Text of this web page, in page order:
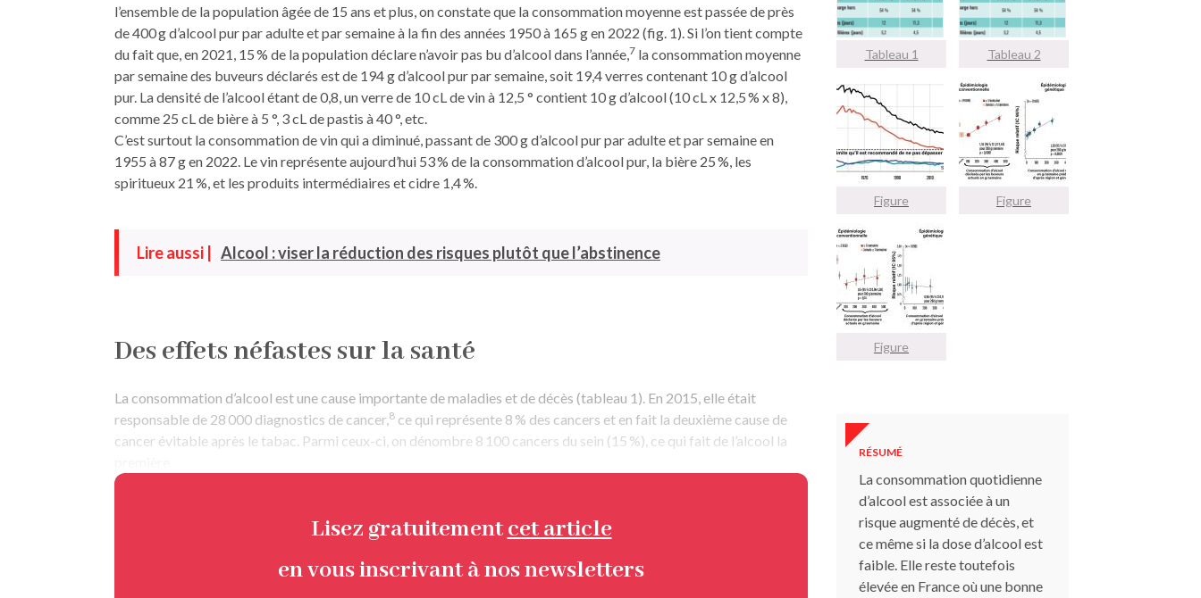
l’ensemble de la population âgée de 15 ans et plus, on constate que la consommation moyenne est passée de près
de 400 g d’alcool pur par adulte et par semaine à la fin des années 1950 à 165 g en 2022 (fig. 1). Si l’on tient compte
du fait que, en 2021, 15 % de la population déclare n’avoir pas bu d’alcool dans l’année,7 la consommation moyenne
par semaine des buveurs déclarés est de 194 g d’alcool pur par semaine, soit 19,4 verres contenant 10 g d’alcool
pur. La densité de l’alcool étant de 0,8, un verre de 10 cL de vin à 12,5 ° contient 10 g d’alcool (10 cL x 12,5 % x 8),
comme 25 cL de bière à 5 °, 3 cL de pastis à 40 °, etc.
C’est surtout la consommation de vin qui a diminué, passant de 300 g d’alcool pur par adulte et par semaine en
1955 à 87 g en 2022. Le vin représente aujourd’hui 53 % de la consommation d’alcool pur, la bière 25 %, les
spiritueux 21 %, et les produits intermédiaires et cidre 1,4 %.
Lire aussi | Alcool : viser la réduction des risques plutôt que l’abstinence
Des effets néfastes sur la santé
La consommation d’alcool est une cause importante de maladies et de décès (tableau 1 ). En 2015, elle était
responsable de 28 000 diagnostics de cancer,8 ce qui représente 8 % des cancers et en fait la deuxième cause de
cancer évitable après le tabac. Parmi ceux-ci, on dénombre 8 100 cancers du sein (15 %), ce qui fait de l’alcool la
Lisez gratuitementcet article
en vous inscrivant à nos newsletters
Tableau 1 Tableau 2
Figure Figure
Figure
RÉSUMÉ
La consommation quotidienne
d’alcool est associée à un
risque augmenté de décès, et
ce même si la dose d’alcool est
faible. Elle reste toutefois
élevée en France où une bonne